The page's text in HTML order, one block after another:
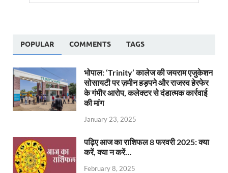
POPULAR COMMENTS TAGS
भोपाल: ‘Trinity’ कालेज की जयराम एजुकेशन
सोसायटी पर ज़मीन हड़पने और राजस्व हेरफेर
के गंभीर आरोप, कलेक्टर से दंडात्मक कार्रवाई
की मांग
January 23, 2025
पढ़िए आज का राशिफल 8 फरवरी 2025: क्या
करें, क्या न करें…
February 8, 2025